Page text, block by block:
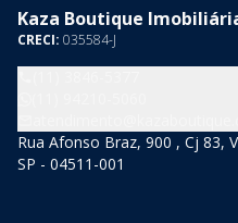
Kaza Boutique
CRECI: 035584-J
Rua Afonso Braz, 900 , Cj 83,
SP - 04511-001